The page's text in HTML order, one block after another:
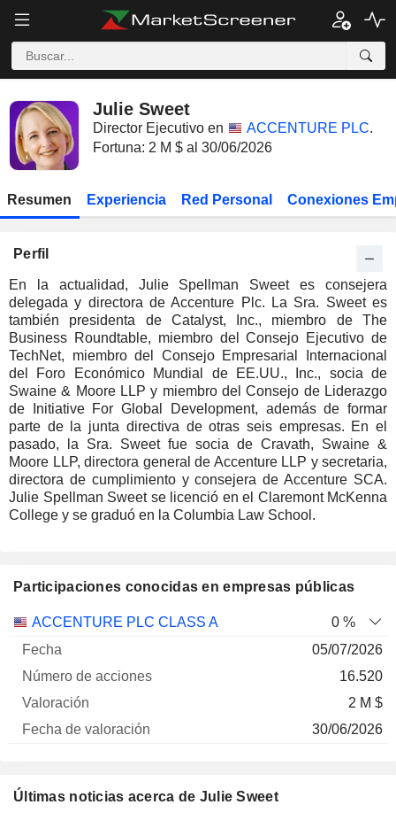
Julie Sweet
Director Ejecutivo en ACCENTURE PLC.
Fortuna: 2 M $ al 30/06/2026
Resumen Experiencia Red Personal Conexiones
Perfil
En la actualidad, Julie Spellman Sweet es consejera
delegada y directora de Accenture Plc. La Sra. Sweet es
también presidenta de Catalyst, Inc., miembro de The
Business Roundtable, miembro del Consejo Ejecutivo de
TechNet, miembro del Consejo Empresarial Internacional
del Foro Económico Mundial de EE.UU., Inc., socia de
Swaine & Moore LLP y miembro del Consejo de Liderazgo
de Initiative For Global Development, además de formar
parte de la junta directiva de otras seis empresas. En el
pasado, la Sra. Sweet fue socia de Cravath, Swaine &
Moore LLP, directora general de Accenture LLP y secretaria,
directora de cumplimiento y consejera de Accenture SCA.
Julie Spellman Sweet se licenció en el Claremont McKenna
College y se graduó en la Columbia Law School.
Participaciones conocidas en empresas públicas
Empresa
Número
valoración
ACCENTURE PLC CLASS A
0 %
05/07/2026
16.520
2 M $
30/06/2026
Últimas noticias acerca de Julie Sweet